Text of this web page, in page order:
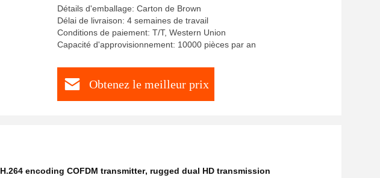
Détails d'emballage: Carton de Brown
Délai de livraison: 4 semaines de travail
Conditions de paiement: T/T, Western Union
Capacité d'approvisionnement: 10000 pièces par an
Obtenez le meilleur prix
H.264 encoding COFDM transmitter, rugged dual HD transmission